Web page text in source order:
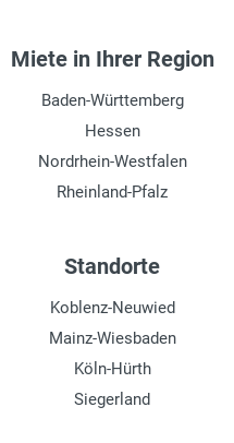
Miete in Ihrer Region
Baden-Württemberg
Hessen
Nordrhein-Westfalen
Rheinland-Pfalz
Standorte
Koblenz-Neuwied
Mainz-Wiesbaden
Köln-Hürth
Siegerland